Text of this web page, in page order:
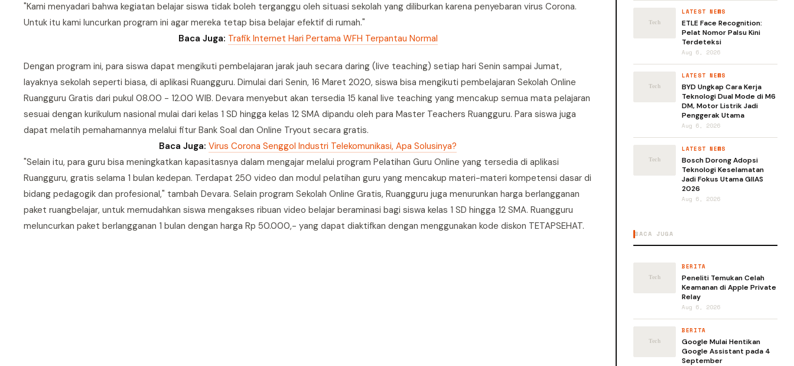
"Kami menyadari bahwa kegiatan belajar siswa tidak boleh terganggu oleh situasi sekolah yang diliburkan karena penyebaran virus Corona.
Untuk itu kami luncurkan program ini agar mereka tetap bisa belajar efektif di rumah."
Baca Juga: Trafik Internet Hari Pertama WFH Terpantau Normal
Dengan program ini, para siswa dapat mengikuti pembelajaran jarak jauh secara daring (live teaching) setiap hari Senin sampai Jumat,
layaknya sekolah seperti biasa, di aplikasi Ruangguru. Dimulai dari Senin, 16 Maret 2020, siswa bisa mengikuti pembelajaran Sekolah Online
Ruangguru Gratis dari pukul 08.00 - 12.00 WIB. Devara menyebut akan tersedia 15 kanal live teaching yang mencakup semua mata pelajaran
sesuai dengan kurikulum nasional mulai dari kelas 1 SD hingga kelas 12 SMA dipandu oleh para Master Teachers Ruangguru. Para siswa juga
dapat melatih pemahamannya melalui fitur Bank Soal dan Online Tryout secara gratis.
Baca Juga: Virus Corona Senggol Industri Telekomunikasi, Apa Solusinya?
"Selain itu, para guru bisa meningkatkan kapasitasnya dalam mengajar melalui program Pelatihan Guru Online yang tersedia di aplikasi
Ruangguru, gratis selama 1 bulan kedepan. Terdapat 250 video dan modul pelatihan guru yang mencakup materi-materi kompetensi dasar di
bidang pedagogik dan profesional," tambah Devara. Selain program Sekolah Online Gratis, Ruangguru juga menurunkan harga berlangganan
paket ruangbelajar, untuk memudahkan siswa mengakses ribuan video belajar beraminasi bagi siswa kelas 1 SD hingga 12 SMA. Ruangguru
meluncurkan paket berlangganan 1 bulan dengan harga Rp 50.000,- yang dapat diaktifkan dengan menggunakan kode diskon TETAPSEHAT.
LATEST NEWS
ETLE Face Recognition:
Pelat Nomor Palsu Kini
Terdeteksi
Aug 6, 2026
LATEST NEWS
BYD Ungkap Cara Kerja
Teknologi Dual Mode di M6
DM, Motor Listrik Jadi
Penggerak Utama
Aug 6, 2026
LATEST NEWS
Bosch Dorong Adopsi
Teknologi Keselamatan
Jadi Fokus Utama GIIAS
2026
Aug 6, 2026
BACA JUGA
BERITA
Peneliti Temukan Celah
Keamanan di Apple Private
Relay
Aug 6, 2026
BERITA
Google Mulai Hentikan
Google Assistant pada 4
September